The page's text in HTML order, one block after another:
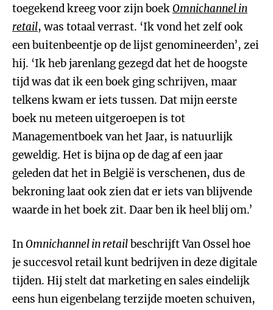
toegekend kreeg voor zijn boekOmnichannel in
retail, was totaal verrast. ‘Ik vond het zelf ook
een buitenbeentje op de lijst genomineerden’, zei
hij. ‘Ik heb jarenlang gezegd dat het de hoogste
tijd was dat ik een boek ging schrijven, maar
telkens kwam er iets tussen. Dat mijn eerste
boek nu meteen uitgeroepen is tot
Managementboek van het Jaar, is natuurlijk
geweldig. Het is bijna op de dag af een jaar
geleden dat het in België is verschenen, dus de
bekroning laat ook zien dat er iets van blijvende
waarde in het boek zit. Daar ben ik heel blij om.’
InOmnichannel in retailbeschrijft Van Ossel hoe
je succesvol retail kunt bedrijven in deze digitale
tijden. Hij stelt dat marketing en sales eindelijk
eens hun eigenbelang terzijde moeten schuiven,